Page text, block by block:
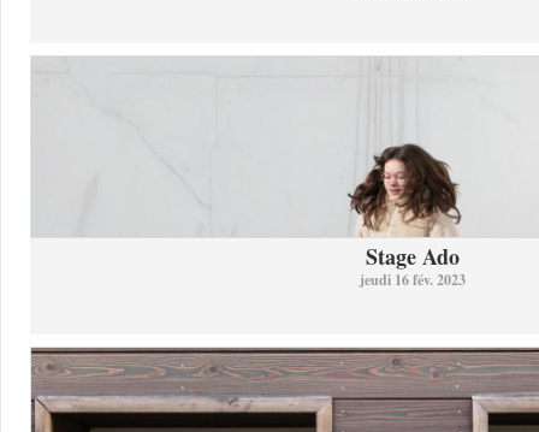
Stage Ado
jeudi 16 fév. 2023